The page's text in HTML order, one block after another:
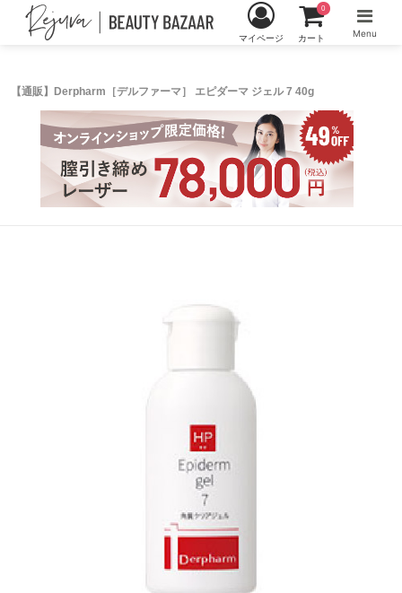
【通販】Derpharm［デルファーマ］ エピダーマ ジェル 7 40g
マイページ カート
0
Menu